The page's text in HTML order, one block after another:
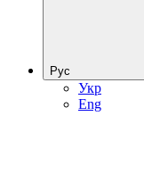
Рус
Укр
Eng